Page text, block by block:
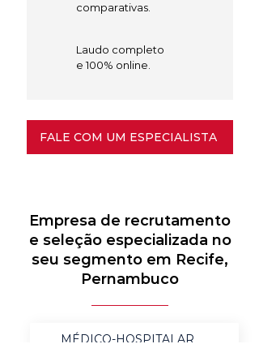
comparativas.
Laudo completo
e 100% online.
FALE COM UM ESPECIALISTA
Empresa de recrutamento
e seleção especializada no
seu segmento em Recife,
Pernambuco
MÉDICO-HOSPITALAR